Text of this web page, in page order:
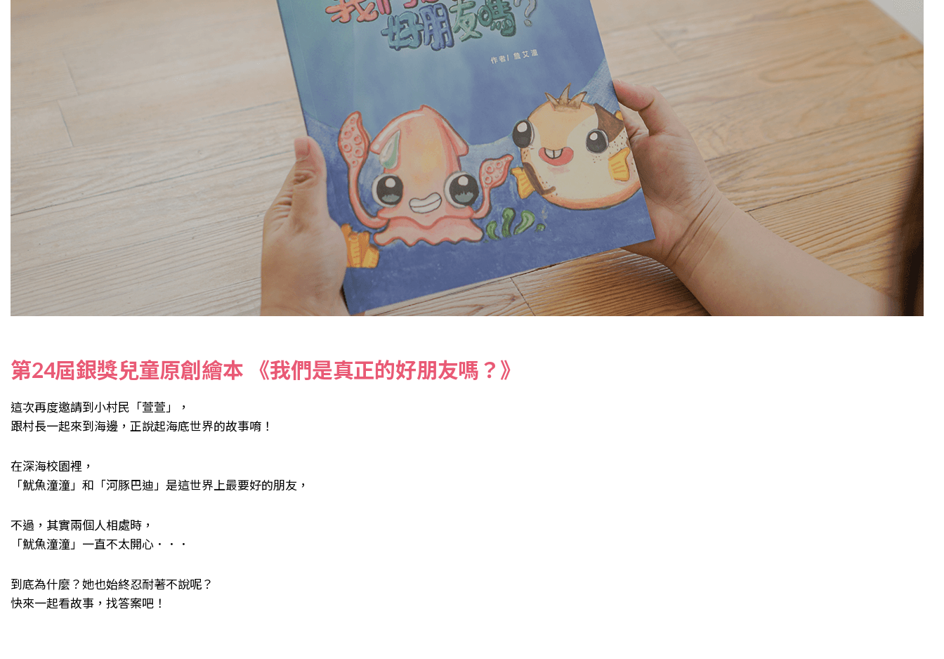
第24屆銀獎兒童原創繪本 《我們是真正的好朋友嗎？》
這次再度邀請到小村民「萱萱」，
跟村長一起來到海邊，正說起海底世界的故事唷！
在深海校園裡，
「魷魚潼潼」和「河豚巴迪」是這世界上最要好的朋友，
不過，其實兩個人相處時，
「魷魚潼潼」一直不太開心．．．
到底為什麼？她也始終忍耐著不說呢？
快來一起看故事，找答案吧！